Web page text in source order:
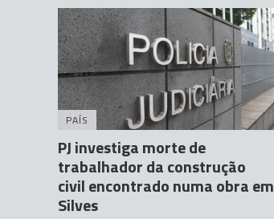
PAÍS
PJ investiga morte de
trabalhador da construção
civil encontrado numa obra em
Silves